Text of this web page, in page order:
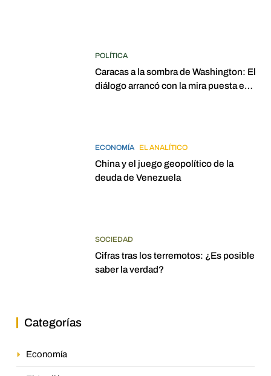
POLÍTICA
Caracas a la sombra de Washington: El
diálogo arrancó con la mira puesta en
ECONOMÍA EL ANALÍTICO
China y el juego geopolítico de la
deuda de Venezuela
SOCIEDAD
Cifras tras los terremotos: ¿Es posible
saber la verdad?
Categorías
Economía